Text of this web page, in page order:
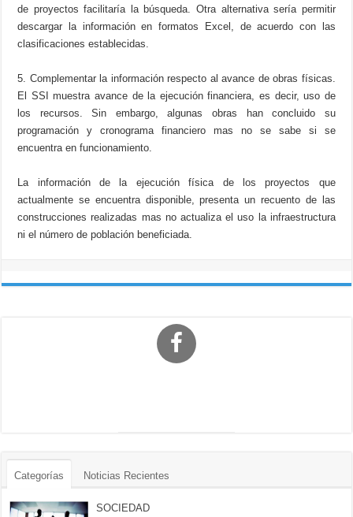
de proyectos facilitaría la búsqueda. Otra alternativa sería permitir
descargar la información en formatos Excel, de acuerdo con las
clasificaciones establecidas.
5. Complementar la información respecto al avance de obras físicas.
El SSI muestra avance de la ejecución financiera, es decir, uso de
los recursos. Sin embargo, algunas obras han concluido su
programación y cronograma financiero mas no se sabe si se
encuentra en funcionamiento.
La información de la ejecución física de los proyectos que
actualmente se encuentra disponible, presenta un recuento de las
construcciones realizadas mas no actualiza el uso la infraestructura
ni el número de población beneficiada.
Categorías Noticias Recientes
SOCIEDAD